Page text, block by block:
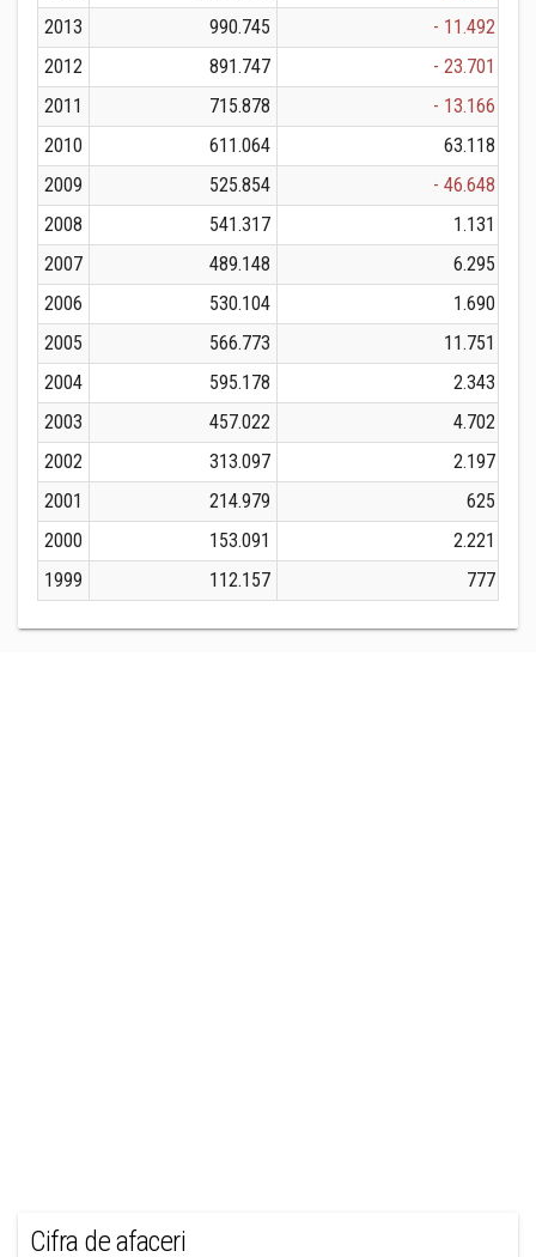
2013
990.745
- 11.492
2012
891.747
- 23.701
2011
715.878
- 13.166
2010
611.064
63.118
2009
525.854
- 46.648
2008
541.317
1.131
2007
489.148
6.295
2006
530.104
1.690
2005
566.773
11.751
2004
595.178
2.343
2003
457.022
4.702
2002
313.097
2.197
2001
214.979
625
2000
153.091
2.221
1999
112.157 777
Cifra de afaceri